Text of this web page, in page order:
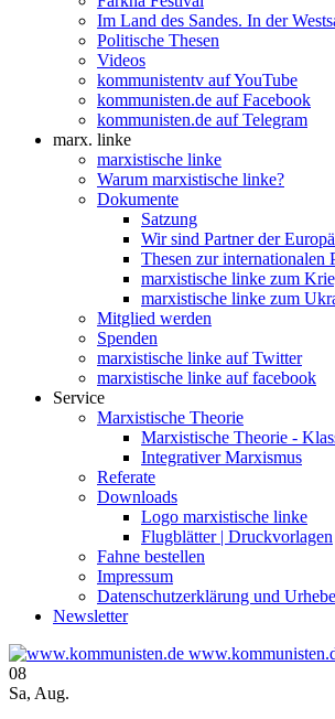
Im Land des Sandes. In der
Politische Thesen
Videos
kommunistentv auf YouTube
kommunisten.de auf Facebook
kommunisten.de auf Telegram
marx. linke
marxistische linke
Warum marxistische linke?
Dokumente
Satzung
Wir sind Partner der
Thesen zur internationalen
marxistische linke zum
marxistische linke zum
Mitglied werden
Spenden
marxistische linke auf Twitter
marxistische linke auf facebook
Service
Marxistische Theorie
Marxistische Theorie -
Integrativer Marxismus
Referate
Downloads
Logo marxistische linke
Flugblätter | Druckvorlagen
Fahne bestellen
Impressum
Datenschutzerklärung und
Newsletter
08
Sa, Aug.